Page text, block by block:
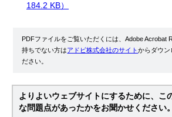
184.2 KB）
PDFファイルをご覧いただくには、Adobe Acrobat
持ちでない方はアドビ株式会社のサイトからダウン
ださい。
よりよいウェブサイトにするために、こ
な問題点があったかをお聞かせください。